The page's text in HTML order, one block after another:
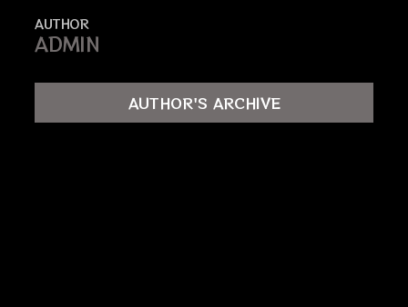
AUTHOR
ADMIN
AUTHOR'S ARCHIVE